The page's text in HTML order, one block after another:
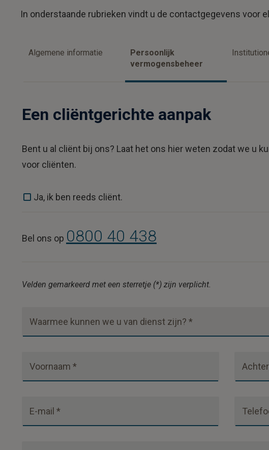
In onderstaande rubrieken vindt u de contactgegevens voor
Algemene informatie
Persoonlijk
vermogensbeheer
Een cliëntgerichte aanpak
Bent u al cliënt bij ons? Laat het ons hier weten zodat we u
voor cliënten.
Ja, ik ben reeds cliënt.
Bel ons op 0800 40 438
Velden gemarkeerd met een sterretje (*) zijn verplicht.
Waarmee kunnen we u van dienst zijn? *
Voornaam *
E-mail *